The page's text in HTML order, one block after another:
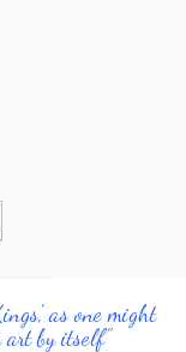
as one might
art by itself"